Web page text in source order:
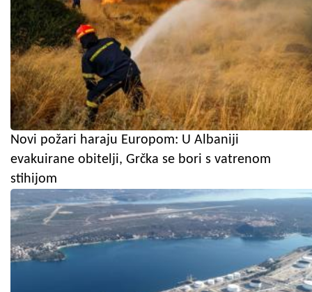
Novi požari haraju Europom: U Albaniji
evakuirane obitelji, Grčka se bori s vatrenom
stihijom